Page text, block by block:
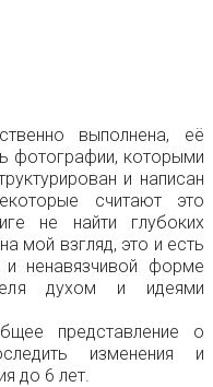
выполнена, её
фотографии, которыми
и написан
считают это
не найти глубоких
мой взгляд, это и есть
ненавязчивой форме
духом и идеями
представление о
изменения и
до 6 лет.